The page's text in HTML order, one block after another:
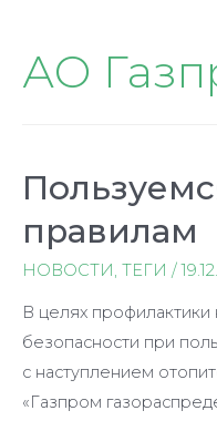
АО
правилам
НОВОСТИ, ТЕГИ /
В целях
безопасности при
с наступлением
«Газпром